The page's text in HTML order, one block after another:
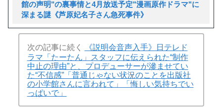
館の声明"の裏事情と4月放送予定"漫画原作ドラマ"に
深まる謎《芦原妃名子さん急死事件》
次の記事に続く
《説明会音声入手》日テレド
ラマ「たーたん」スタッフに伝えられた“制作
中止の理由”と、プロデューサーが滲ませてい
た“不信感”「普通じゃない状況のことを出版社
の小学館さんに言われて」「悔しい気持ちでい
っぱいで」